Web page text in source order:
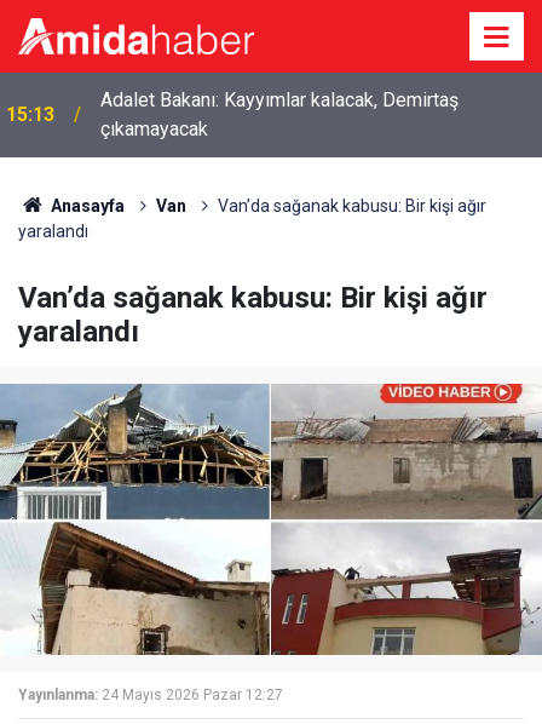
15:13
Adalet Bakanı: Kayyımlar kalacak, Demirtaş
çıkamayacak
Anasayfa Van
Van’da sağanak kabusu: Bir kişi ağır
yaralandı
Van’da sağanak kabusu: Bir kişi ağır
yaralandı
Yayınlanma: 24 Mayıs 2026 Pazar 12:27